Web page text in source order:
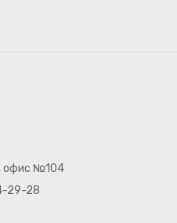
офис №104
29-28